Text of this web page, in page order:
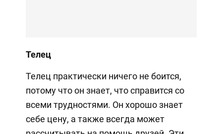
Телец
Телец практически ничего не боится,
потому что он знает, что справится со
всеми трудностями. Он хорошо знает
себе цену, а также всегда может